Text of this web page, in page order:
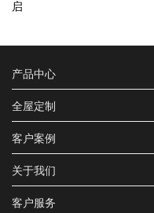
启
产品中心
全屋定制
客户案例
关于我们
客户服务